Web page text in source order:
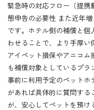
緊急時の対応フロー（提
態申告の必要性 また近年
です。ホテル側の補償と
わせることで、より手厚い
アイペット損保やアニコ
も補償対象としているプラ
事前に利用予定のペット
があれば具体的に質問す
が、安心してペットを預け